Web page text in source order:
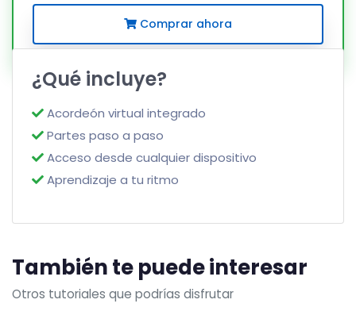
Comprar ahora
¿Qué incluye?
Acordeón virtual integrado
Partes paso a paso
Acceso desde cualquier dispositivo
Aprendizaje a tu ritmo
También te puede interesar
Otros tutoriales que podrías disfrutar